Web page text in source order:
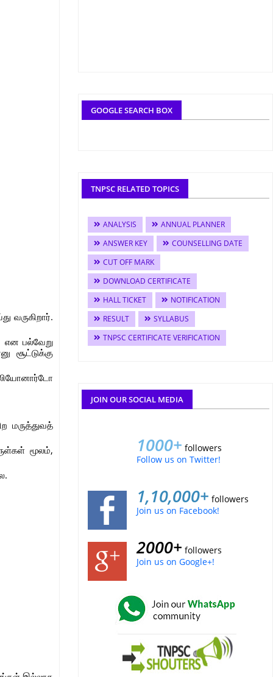
வருகிறார்.
என பல்வேறு
சூட்டுக்கு
மருத்துவத்
மூலம்,
GOOGLE SEARCH BOX
TNPSC RELATED TOPICS
ANALYSIS
ANNUAL PLANNER
ANSWER KEY
COUNSELLING DATE
CUT OFF MARK
DOWNLOAD CERTIFICATE
HALL TICKET
NOTIFICATION
RESULT
SYLLABUS
TNPSC CERTIFICATE VERIFICATION
JOIN OUR SOCIAL MEDIA
1000+ followers
Follow us on Twitter!
1,10,000+ followers
Join us on Facebook!
2000+ followers
Join us on Google+!